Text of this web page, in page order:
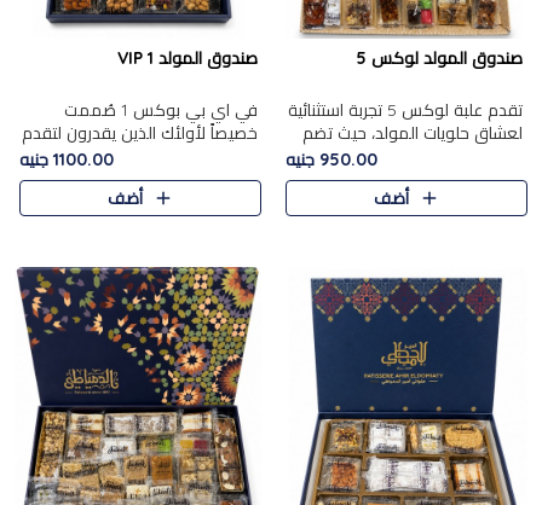
صندوق المولد لوكس 5
تقدم علبة لوكس 5 تجربة استثنائية
لعشاق حلويات المولد، حيث تضم
42 قطعة من تشكيلة فاخرة تجمع
بين أشهر الأصناف التقليدية وأصناف
مميزة مختارة بع..
950.00 جنيه
أضف
صندوق المولد VIP 1
في اي بي بوكس 1 صُممت
خصيصاً لأولئك الذين يقدرون لتقدم
تجربة استثنائية بوكس تجمع بين
أفخر حلويات المولد المصري مع
تشكيلة مختارة من الأصناف ..
1100.00 جنيه
أضف